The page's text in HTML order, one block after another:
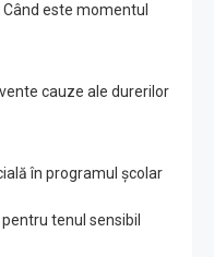
este momentul
cauze ale durerilor
în programul școlar
tenul sensibil